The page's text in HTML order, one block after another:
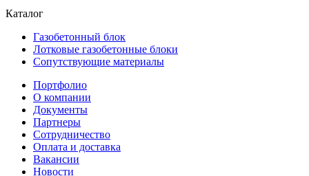
Каталог
Газобетонный блок
Лотковые газобетонные блоки
Сопутствующие материалы
Портфолио
О компании
Документы
Партнеры
Сотрудничество
Оплата и доставка
Вакансии
Новости